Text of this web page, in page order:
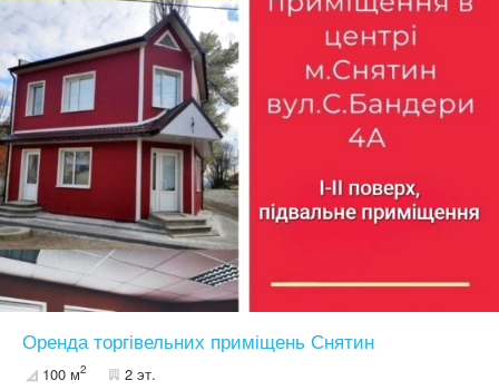
Оренда торгівельних приміщень Снятин
100 м2 2 эт.